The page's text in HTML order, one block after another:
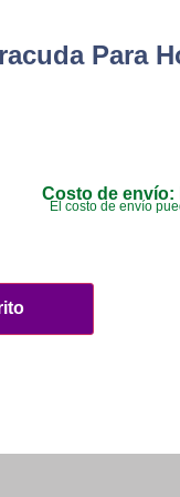
Para
Costo de envío:
El costo de envío